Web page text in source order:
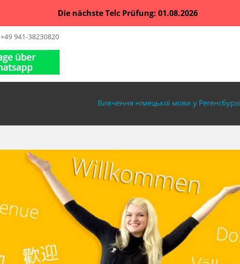
Die nächste Telc Prüfung: 01.08.2026
+49 941-38230820
Вивчення німецької мови у Регенсбурзі